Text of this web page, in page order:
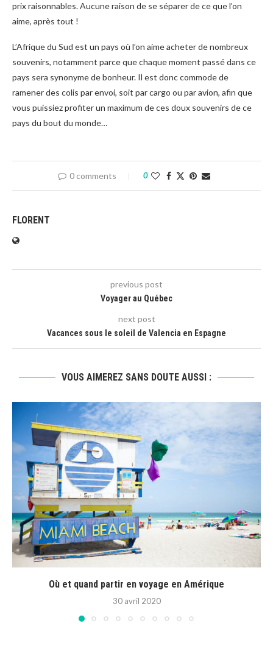
prix raisonnables. Aucune raison de se séparer de ce que l’on
aime, après tout !
L’Afrique du Sud est un pays où l’on aime acheter de nombreux
souvenirs, notamment parce que chaque moment passé dans ce
pays sera synonyme de bonheur. Il est donc commode de
ramener des colis par envoi, soit par cargo ou par avion, afin que
vous puissiez profiter un maximum de ces doux souvenirs de ce
pays du bout du monde…
0 comments 0
FLORENT
previous post
Voyager au Québec
next post
Vacances sous le soleil de Valencia en Espagne
VOUS AIMEREZ SANS DOUTE AUSSI :
Où et quand partir en voyage en Amérique
30 avril 2020